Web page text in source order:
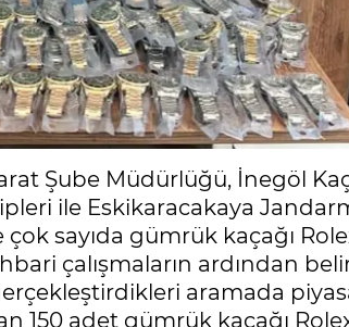
Şube Müdürlüğü, İnegöl
ile Eskikaracakaya
sayıda gümrük kaçağı
çalışmaların ardından
aramada
150 adet gümrük kaçağı